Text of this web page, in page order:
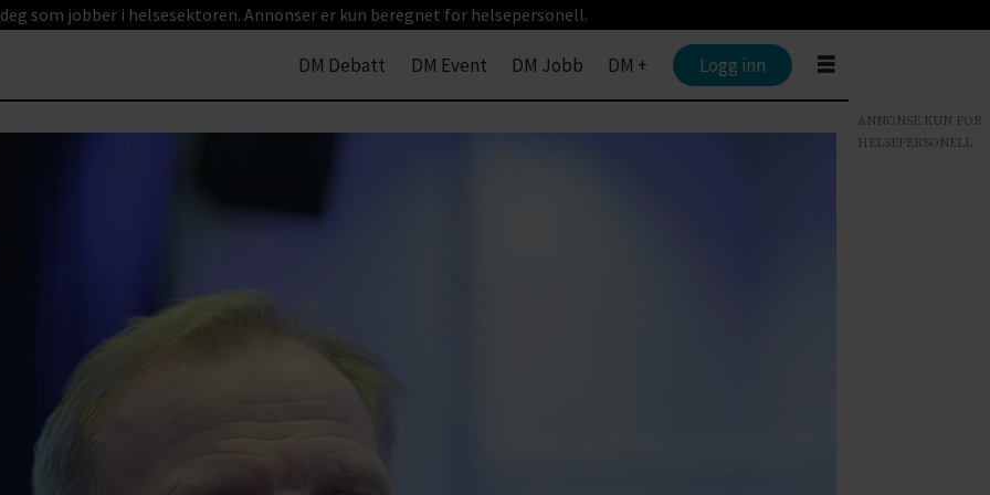
som jobber i helsesektoren. Annonser er kun beregnet for helsepersonell.
DM Debatt DM Event DM Jobb DM + Logg inn
ANNONSE KUN FOR
HELSEPERSONELL